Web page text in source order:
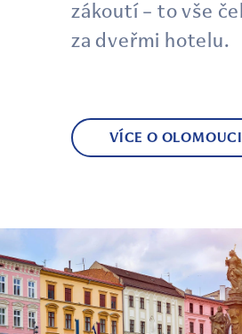
zákoutí – to vše
za dveřmi hotelu.
VÍCE O OLOMOUCI